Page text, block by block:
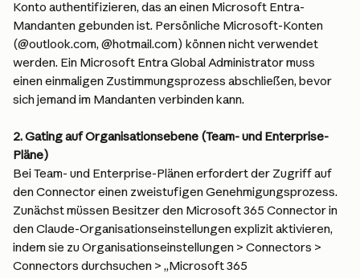
Konto authentifizieren, das an einen Microsoft Entra-
Mandanten gebunden ist. Persönliche Microsoft-Konten
(@outlook.com, @hotmail.com) können nicht verwendet
werden. Ein Microsoft Entra Global Administrator muss
einen einmaligen Zustimmungsprozess abschließen, bevor
sich jemand im Mandanten verbinden kann.
2. Gating auf Organisationsebene (Team- und Enterprise-
Pläne)
Bei Team- und Enterprise-Plänen erfordert der Zugriff auf
den Connector einen zweistufigen Genehmigungsprozess.
Zunächst müssen Besitzer den Microsoft 365 Connector in
den Claude-Organisationseinstellungen explizit aktivieren,
indem sie zu Organisationseinstellungen > Connectors >
Connectors durchsuchen > „Microsoft 365